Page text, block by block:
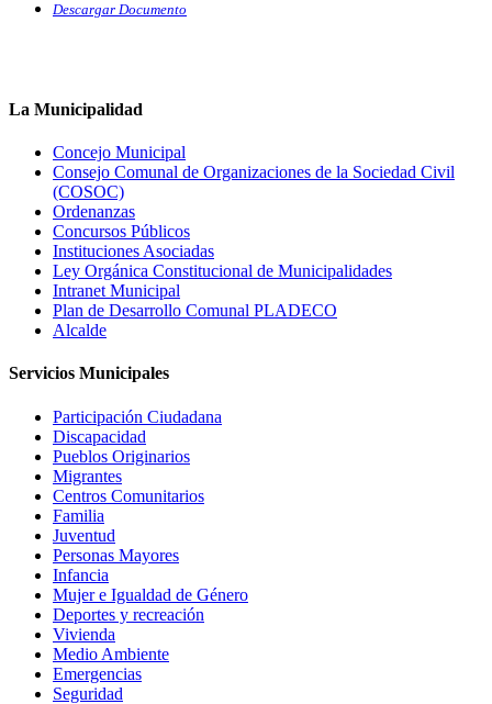
Descargar Documento
La Municipalidad
Concejo Municipal
Consejo Comunal de Organizaciones de la Sociedad Civil
(COSOC)
Ordenanzas
Concursos Públicos
Instituciones Asociadas
Ley Orgánica Constitucional de Municipalidades
Intranet Municipal
Plan de Desarrollo Comunal PLADECO
Alcalde
Servicios Municipales
Participación Ciudadana
Discapacidad
Pueblos Originarios
Migrantes
Centros Comunitarios
Familia
Juventud
Personas Mayores
Infancia
Mujer e Igualdad de Género
Deportes y recreación
Vivienda
Medio Ambiente
Emergencias
Seguridad